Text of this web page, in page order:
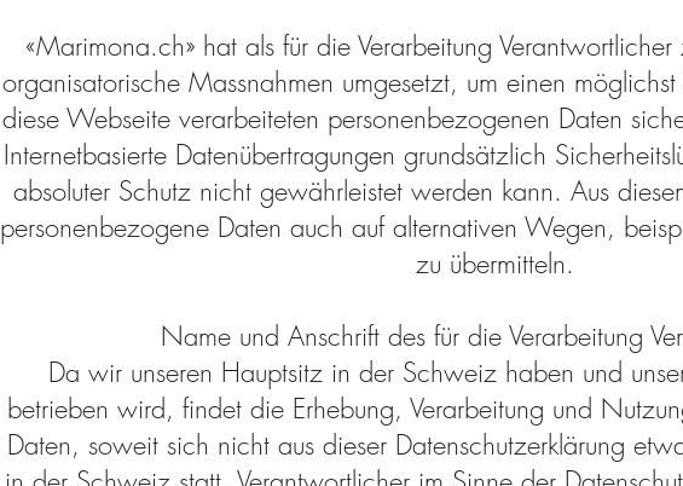
«Marimona.ch» hat als für die Verarbeitung
organisatorische Massnahmen umgesetzt, um einen
diese Webseite verarbeiteten personenbezogenen Daten
Internetbasierte Datenübertragungen grundsätzlich
absoluter Schutz nicht gewährleistet werden kann. Aus
personenbezogene Daten auch auf alternativen Wegen,
zu übermitteln.
Name und Anschrift des für die Verarbeitung
Da wir unseren Hauptsitz in der Schweiz haben und
betrieben wird, findet die Erhebung, Verarbeitung und
Daten, soweit sich nicht aus dieser Datenschutzerklärung